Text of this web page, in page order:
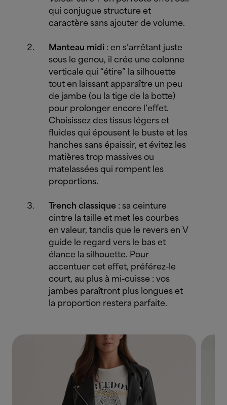
qui conjugue structure et
caractère sans ajouter de volume.
Manteau midi : en s’arrêtant juste
sous le genou, il crée une colonne
verticale qui “étire” la silhouette
tout en laissant apparaître un peu
de jambe (ou la tige de la botte)
pour prolonger encore l’effet.
Choisissez des tissus légers et
fluides qui épousent le buste et les
hanches sans épaissir, et évitez les
matières trop massives ou
matelassées qui rompent les
proportions.
Trench classique : sa ceinture
cintre la taille et met les courbes
en valeur, tandis que le revers en V
guide le regard vers le bas et
élance la silhouette. Pour
accentuer cet effet, préférez-le
court, au plus à mi-cuisse : vos
jambes paraîtront plus longues et
la proportion restera parfaite.